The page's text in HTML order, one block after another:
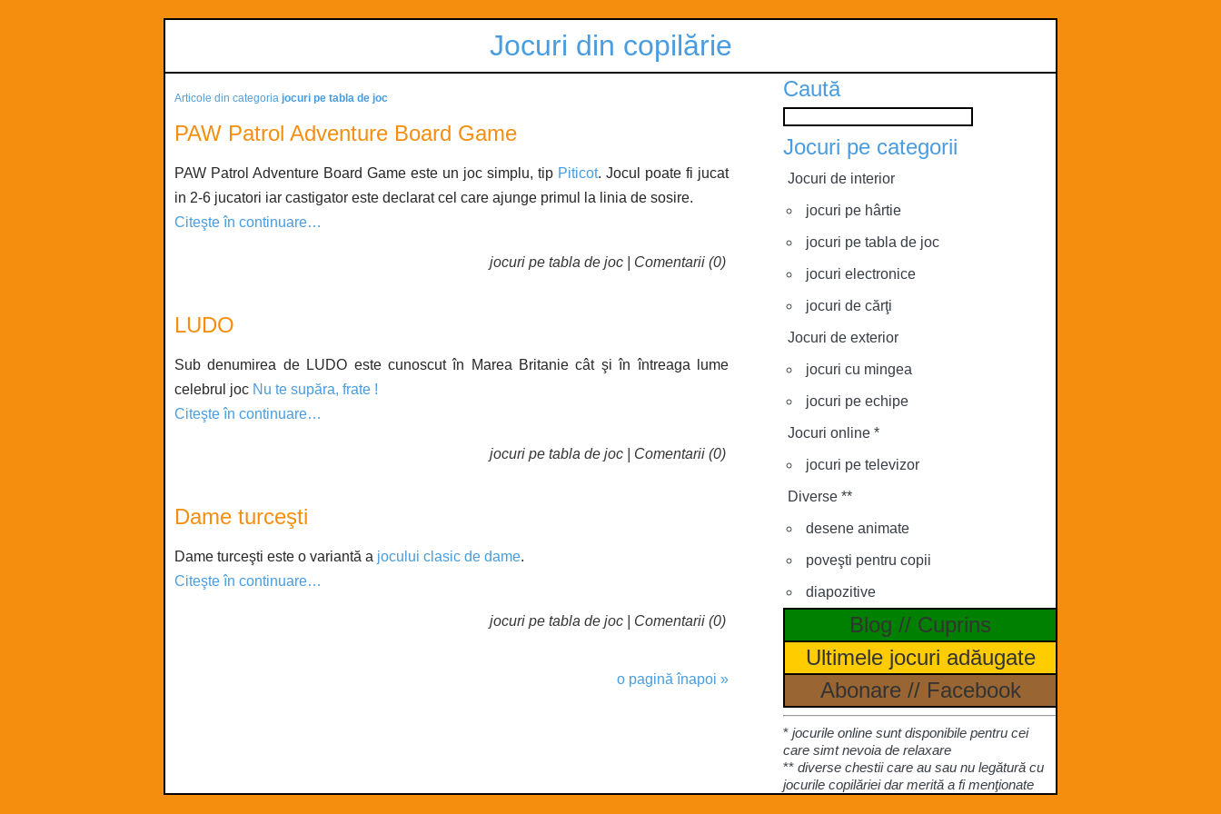
Jocuri din copilărie
Articole din categoria jocuri pe tabla de joc
PAW Patrol Adventure Board Game
PAW Patrol Adventure Board Game este un joc simplu, tip Piticot. Jocul poate fi jucat
in 2-6 jucatori iar castigator este declarat cel care ajunge primul la linia de sosire.
Citeşte în continuare…
jocuri pe tabla de joc Comentarii (0)
LUDO
Sub denumirea de LUDO este cunoscut în Marea Britanie cât şi în întreaga lume
celebrul joc Nu te supăra, frate !
Citeşte în continuare…
jocuri pe tabla de joc Comentarii (0)
Dame turceşti
Dame turceşti este o variantă a jocului clasic de dame.
Citeşte în continuare…
jocuri pe tabla de joc Comentarii (0)
o pagină înapoi »
Caută
Jocuri pe categorii
Jocuri de interior
jocuri pe hârtie
jocuri pe tabla de joc
jocuri electronice
jocuri de cărţi
Jocuri de exterior
jocuri cu mingea
jocuri pe echipe
Jocuri online *
jocuri pe televizor
Diverse **
desene animate
poveşti pentru copii
diapozitive
Blog // Cuprins
Ultimele jocuri adăugate
Abonare// Facebook
* jocurile online sunt disponibile pentru cei
care simt nevoia de relaxare
** diverse chestii care au sau nu legătură cu
jocurile copilăriei dar merită a fi menţionate